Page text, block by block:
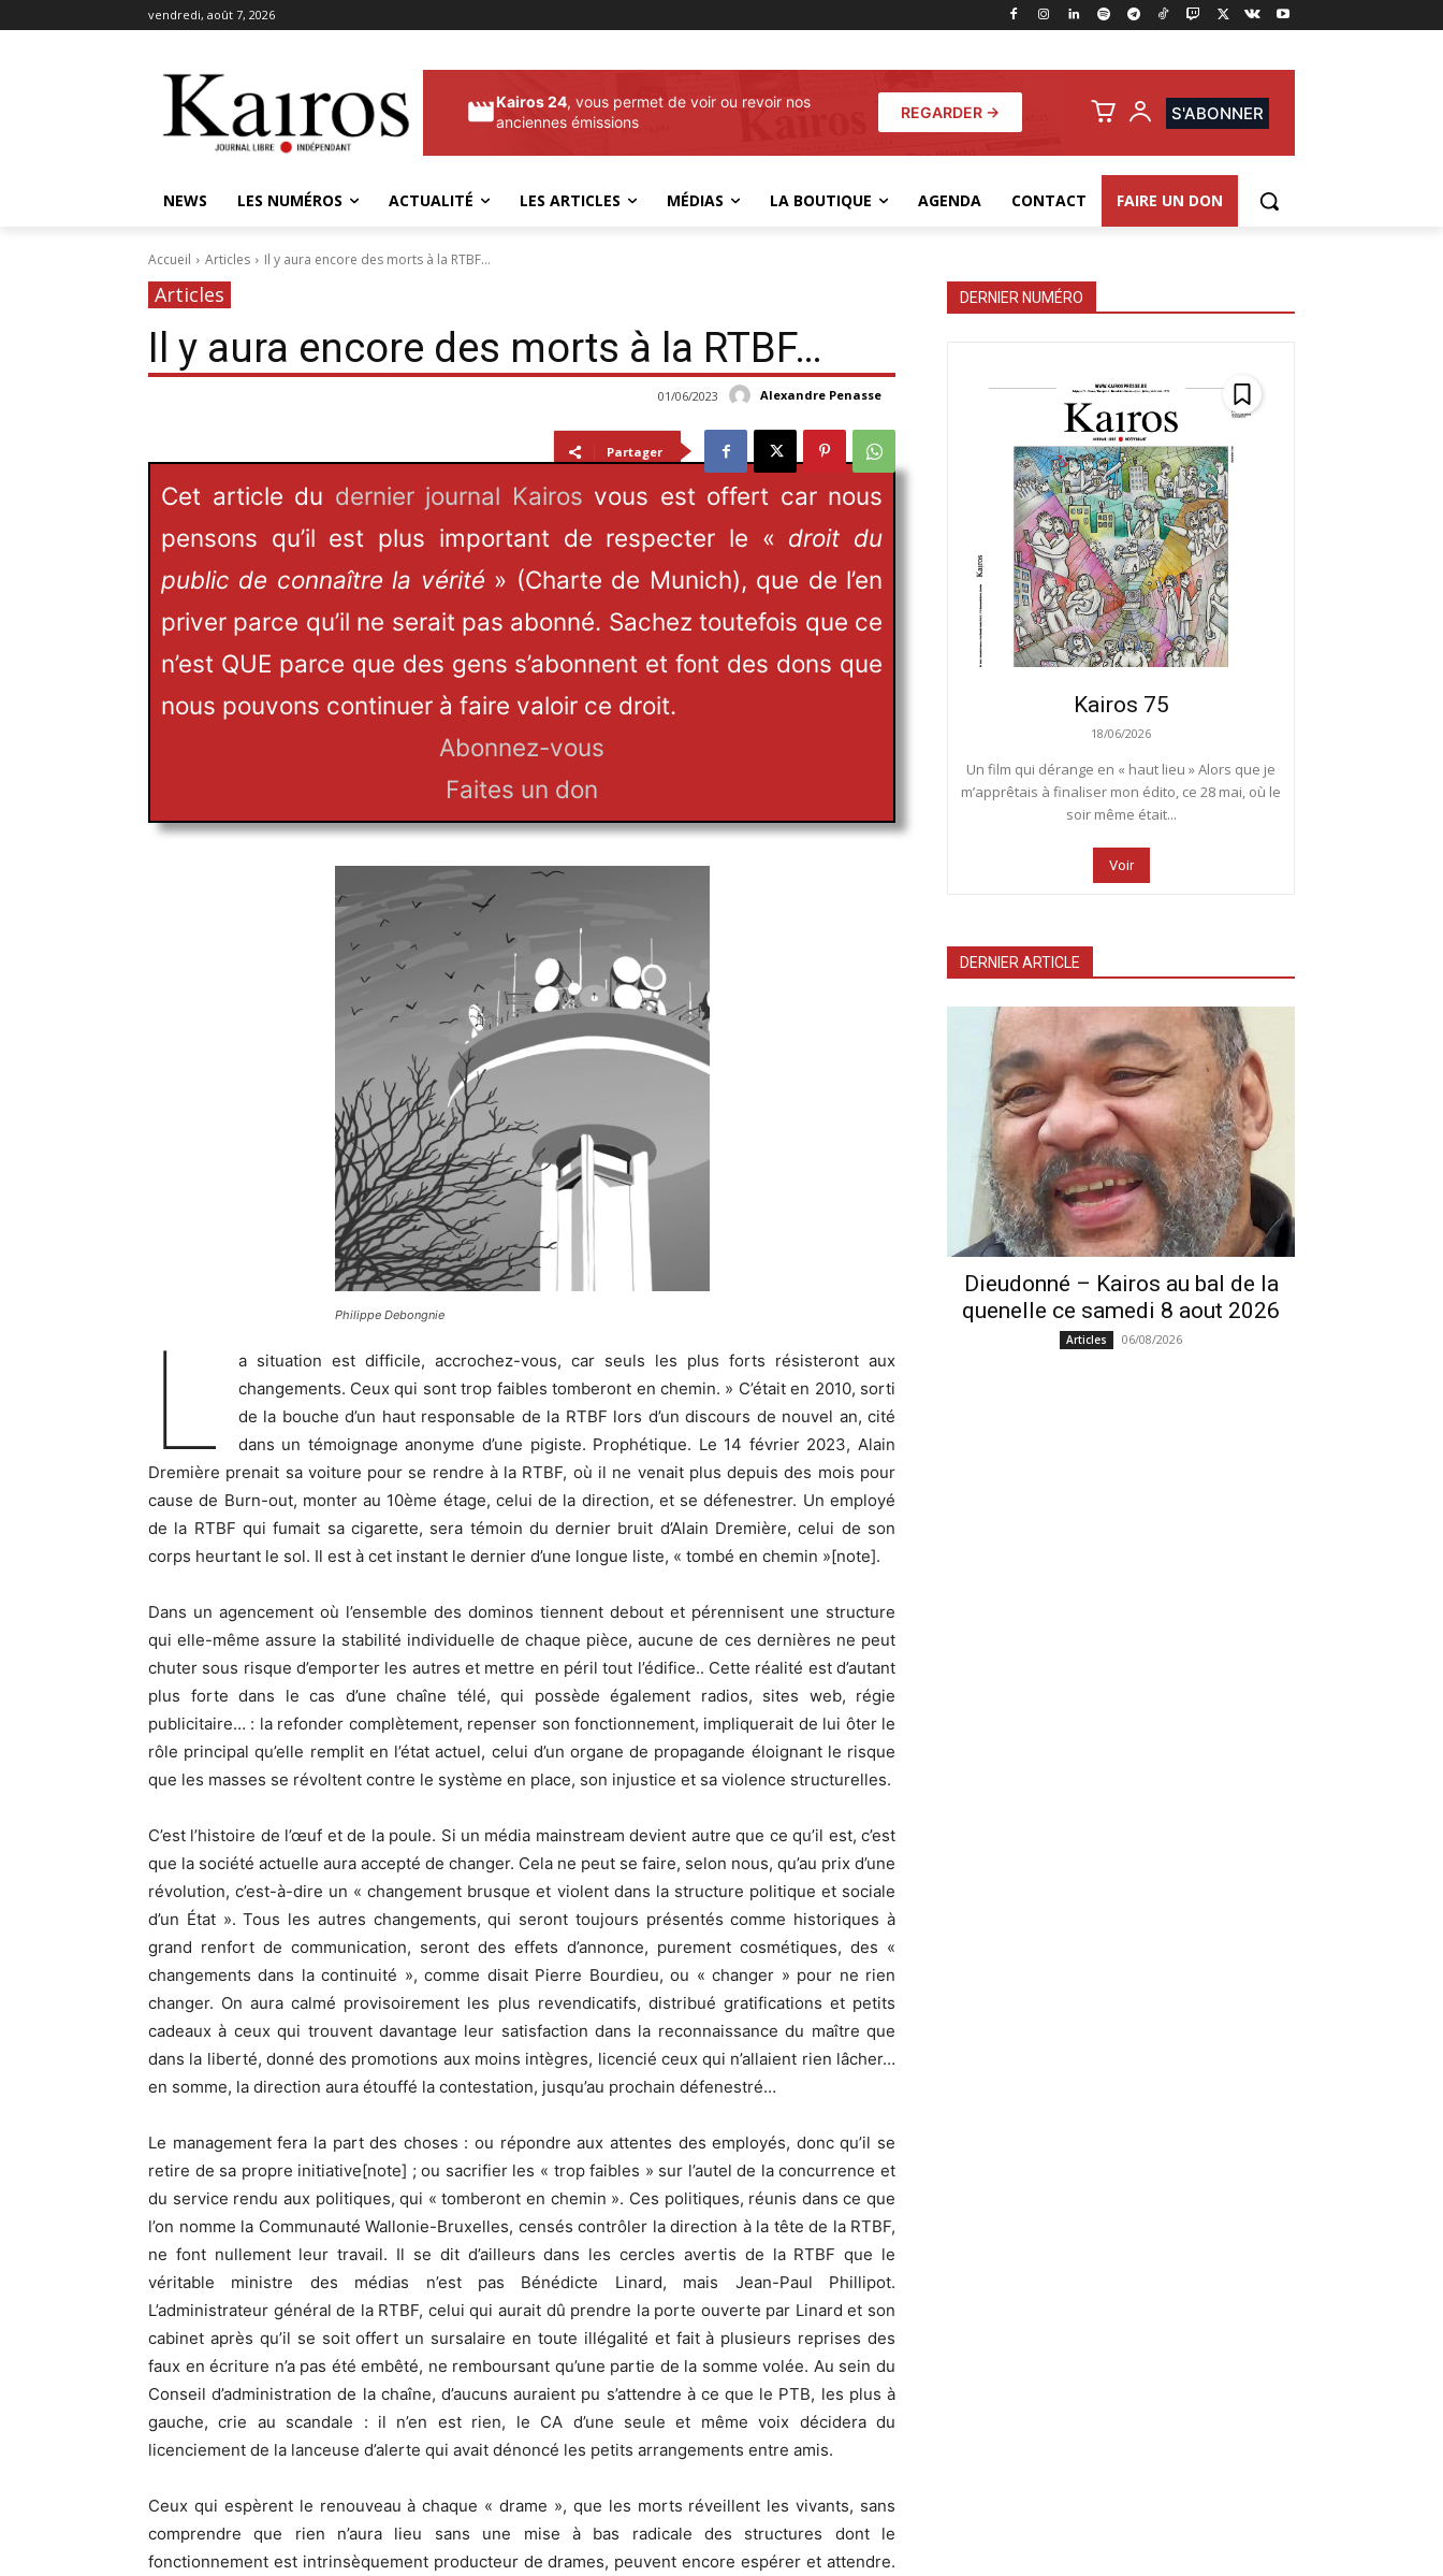
vendredi, août 7, 2026
Kairos 24, vous permet de voir ou revoir nos
anciennes émissions
REGARDER → S'ABONNER
NEWS LES NUMÉROS ACTUALITÉ LES ARTICLES MÉDIAS LA BOUTIQUE AGENDA CONTACT FAIRE UN DON
Accueil Articles Il y aura encore des morts à la RTBF…
Articles
Il y aura encore des morts à la RTBF…
Alexandre Penasse
01/06/2023
Partager
Cet article du dernier journal Kairos vous est offert car nous
pensons qu’il est plus important de respecter le « droit du
public de connaître la vérité » (Charte de Munich), que de l’en
priver parce qu’il ne serait pas abonné. Sachez toutefois que ce
n’est QUE parce que des gens s’abonnent et font des dons que
nous pouvons continuer à faire valoir ce droit.
Abonnez-vous
Faites un don
Philippe Debongnie
L
a situation est difficile, accrochez-vous, car seuls les plus forts résisteront aux
changements. Ceux qui sont trop faibles tomberont en chemin. » C’était en 2010, sorti
de la bouche d’un haut responsable de la RTBF lors d’un discours de nouvel an, cité
dans un témoignage anonyme d’une pigiste. Prophétique. Le 14 février 2023, Alain
Dremière prenait sa voiture pour se rendre à la RTBF, où il ne venait plus depuis des mois pour
cause de Burn-out, monter au 10ème étage, celui de la direction, et se défenestrer. Un employé
de la RTBF qui fumait sa cigarette, sera témoin du dernier bruit d’Alain Dremière, celui de son
corps heurtant le sol. Il est à cet instant le dernier d’une longue liste, « tombé en chemin »[note].
Dans un agencement où l’ensemble des dominos tiennent debout et pérennisent une structure
qui elle-même assure la stabilité individuelle de chaque pièce, aucune de ces dernières ne peut
chuter sous risque d’emporter les autres et mettre en péril tout l’édifice.. Cette réalité est d’autant
plus forte dans le cas d’une chaîne télé, qui possède également radios, sites web, régie
publicitaire… : la refonder complètement, repenser son fonctionnement, impliquerait de lui ôter le
rôle principal qu’elle remplit en l’état actuel, celui d’un organe de propagande éloignant le risque
que les masses se révoltent contre le système en place, son injustice et sa violence structurelles.
C’est l’histoire de l’œuf et de la poule. Si un média mainstream devient autre que ce qu’il est, c’est
que la société actuelle aura accepté de changer. Cela ne peut se faire, selon nous, qu’au prix d’une
révolution, c’est-à-dire un « changement brusque et violent dans la structure politique et sociale
d’un État ». Tous les autres changements, qui seront toujours présentés comme historiques à
grand renfort de communication, seront des effets d’annonce, purement cosmétiques, des «
changements dans la continuité », comme disait Pierre Bourdieu, ou « changer » pour ne rien
changer. On aura calmé provisoirement les plus revendicatifs, distribué gratifications et petits
cadeaux à ceux qui trouvent davantage leur satisfaction dans la reconnaissance du maître que
dans la liberté, donné des promotions aux moins intègres, licencié ceux qui n’allaient rien lâcher…
en somme, la direction aura étouffé la contestation, jusqu’au prochain défenestré…
Le management fera la part des choses : ou répondre aux attentes des employés, donc qu’il se
retire de sa propre initiative[note] ; ou sacrifier les « trop faibles » sur l’autel de la concurrence et
du service rendu aux politiques, qui « tomberont en chemin ». Ces politiques, réunis dans ce que
l’on nomme la Communauté Wallonie-Bruxelles, censés contrôler la direction à la tête de la RTBF,
ne font nullement leur travail. Il se dit d’ailleurs dans les cercles avertis de la RTBF que le
véritable ministre des médias n’est pas Bénédicte Linard, mais Jean-Paul Phillipot.
L’administrateur général de la RTBF, celui qui aurait dû prendre la porte ouverte par Linard et son
cabinet après qu’il se soit offert un sursalaire en toute illégalité et fait à plusieurs reprises des
faux en écriture n’a pas été embêté, ne remboursant qu’une partie de la somme volée. Au sein du
Conseil d’administration de la chaîne, d’aucuns auraient pu s’attendre à ce que le PTB, les plus à
gauche, crie au scandale : il n’en est rien, le CA d’une seule et même voix décidera du
licenciement de la lanceuse d’alerte qui avait dénoncé les petits arrangements entre amis.
Ceux qui espèrent le renouveau à chaque « drame », que les morts réveillent les vivants, sans
comprendre que rien n’aura lieu sans une mise à bas radicale des structures dont le
fonctionnement est intrinsèquement producteur de drames, peuvent encore espérer et attendre.
DERNIER NUMÉRO
Kairos 75
18/06/2026
Un film qui dérange en « haut lieu » Alors que je
m’apprêtais à finaliser mon édito, ce 28 mai, où le
soir même était...
Voir
DERNIER ARTICLE
Dieudonné – Kairos au bal de la
quenelle ce samedi 8 aout 2026
Articles 06/08/2026